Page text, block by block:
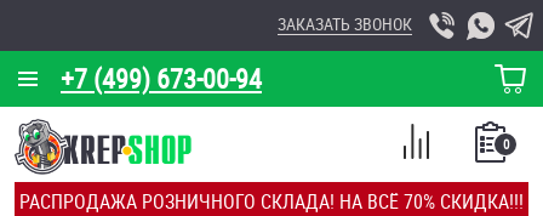
РАСПРОДАЖА РОЗНИЧНОГО СКЛАДА! НА ВСЁ 70% СКИДКА!!!
+7 (499) 673-00-94
ЗАКАЗАТЬ ЗВОНОК
КОРЗИНА
О КОМПАНИИ
КАЛЬКУЛЯТОР
0
СПИСОК
СРАВНЕНИЕ